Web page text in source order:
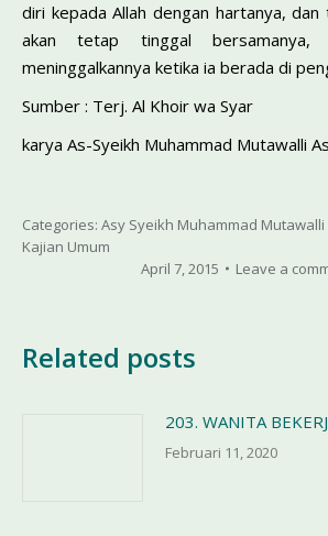
diri kepada Allah dengan hartanya, dan
akan tetap tinggal
meninggalkannya ketika ia berada di
Sumber : Terj. Al Khoir wa Syar
karya As-Syeikh Muhammad Mutawalli
Categories: Asy Syeikh Muhammad
Kajian Umum
April 7, 2015
Leave a
Related posts
203. WANITA
Februari 11, 2020